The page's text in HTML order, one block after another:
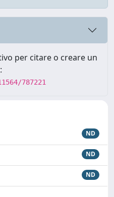
per citare o creare un
787221
ND
ND
ND